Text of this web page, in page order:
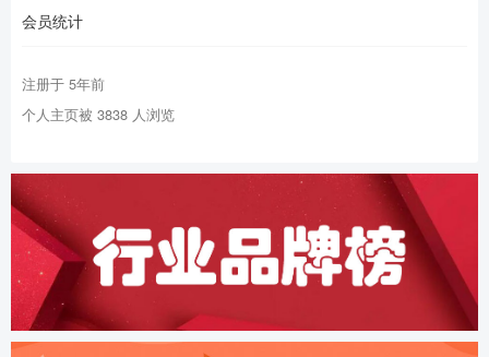
会员统计
注册于 5年前
个人主页被 3838 人浏览